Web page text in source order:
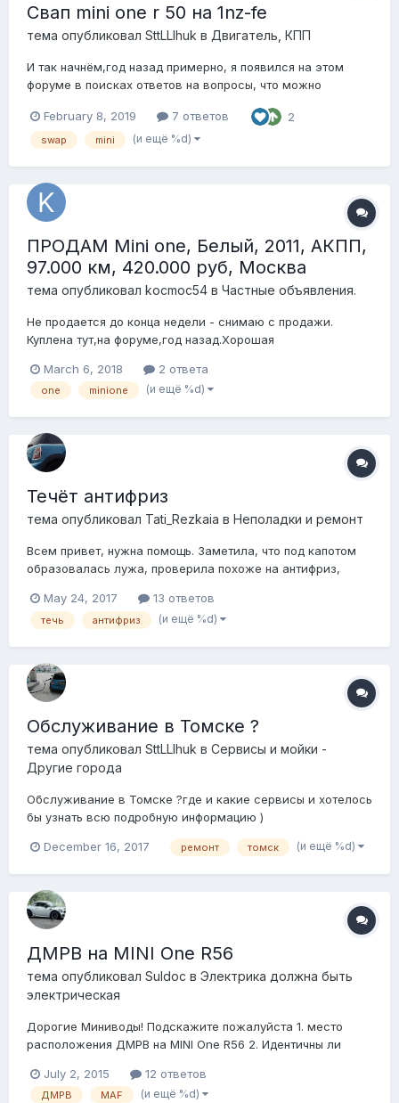
Свап mini one r 50 на 1nz-fe
тема опубликовал SttLLIhuk в Двигатель, КПП
И так начнём,год назад примерно, я появился на этом
форуме в поисках ответов на вопросы, что можно
2002 по очень сладкой цене,главный минус был с
вариатором, когда то были замяты патрубки на радиатор
February 8, 2019 7 ответов 2
swap mini (и ещё %d)
ПРОДАМ Mini one, Белый, 2011, АКПП,
97.000 км, 420.000 руб, Москва
тема опубликовал kocmoc54 в Частные объявления.
Не продается до конца недели - снимаю с продажи.
Куплена тут,на форуме,год назад.Хорошая
все как есть,хотелось бы что-бы тут и осталась. ПТС
оригинал.По факту я третий хозяин (первая владелица
March 6, 2018 2 ответа
one minione (и ещё %d)
Течёт антифриз
тема опубликовал Tati_Rezkaia в Неполадки и ремонт
Всем привет, нужна помощь. Заметила, что под капотом
образовалась лужа, проверила похоже на антифриз,
дней. Сначало текло по середине капота, потом
появилась ещё лужица с правой стороны на уровне
May 24, 2017 13 ответов
течь антифриз (и ещё %d)
Обслуживание в Томске ?
тема опубликовал SttLLIhuk в Сервисы и мойки -
Другие города
Обслуживание в Томске ?где и какие сервисы и хотелось
бы узнать всю подробную информацию )
December 16, 2017 ремонт томск (и ещё %d)
ДМРВ на MINI One R56
тема опубликовал Suldoc в Электрика должна быть
электрическая
Дорогие Миниводы! Подскажите пожалуйста 1. место
расположения ДМРВ на MINI One R56 2. Идентичны ли
N12, N14 без ДМРВ? Султан
July 2, 2015 12 ответов
ДМРВ MAF (и ещё %d)